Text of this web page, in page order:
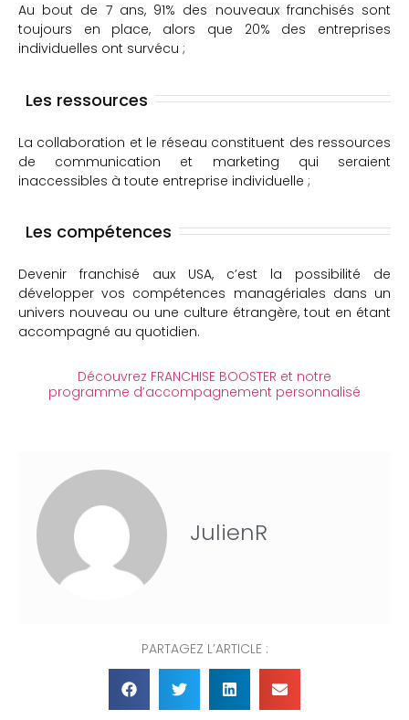
Au bout de 7 ans, 91% des nouveaux franchisés sont
toujours en place, alors que 20% des entreprises
individuelles ont survécu ;
Les ressources
La collaboration et le réseau constituent des ressources
de communication et marketing qui seraient
inaccessibles à toute entreprise individuelle ;
Les compétences
Devenir franchisé aux USA, c’est la possibilité de
développer vos compétences managériales dans un
univers nouveau ou une culture étrangère, tout en étant
accompagné au quotidien.
Découvrez FRANCHISE BOOSTER et notre
programme d’accompagnement personnalisé
JulienR
PARTAGEZ L’ARTICLE :